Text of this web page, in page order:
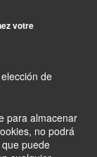
votre
de
para almacenar
no podrá
puede